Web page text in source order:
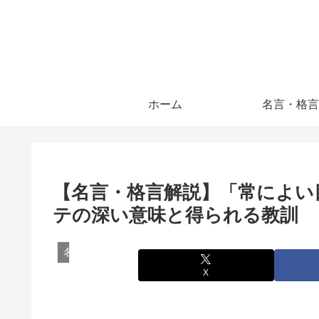
ホーム 名言・格言
【名言・格言解説】「常によ
テの深い意味と得られる教訓
名言・格言
X